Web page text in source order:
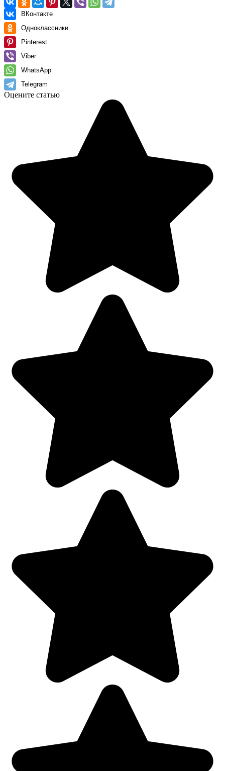
ВКонтакте
Одноклассники
Pinterest
Viber
WhatsApp
Telegram
Оцените статью